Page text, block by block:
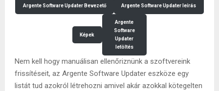
Argente Software Updater Bevezető Argente Software Updater leírás
Képek
Argente
Software
Updater
letöltés
Nem kell hogy manuálisan ellenőriznünk a szoftvereink
frissítéseit, az Argente Software Updater eszköze egy
listát tud azokról létrehozni amivel akár azokkal kötegelten